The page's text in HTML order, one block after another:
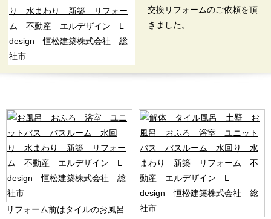
交換リフォームのご依頼を頂
きました。
リフォーム前はタイルのお風呂